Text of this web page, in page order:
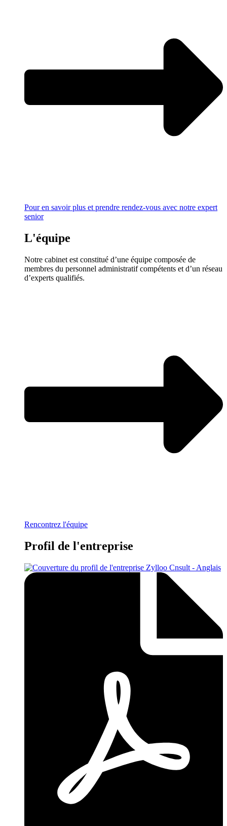
Pour en savoir plus et prendre rendez-vous avec notre expert
senior
L'équipe
Notre cabinet est constitué d’une équipe composée de
membres du personnel administratif compétents et d’un réseau
d’experts qualifiés.
Rencontrez l'équipe
Profil de l'entreprise